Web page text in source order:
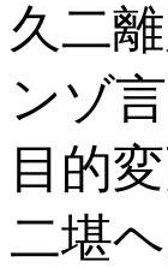
久二
ンゾ
目的
二堪